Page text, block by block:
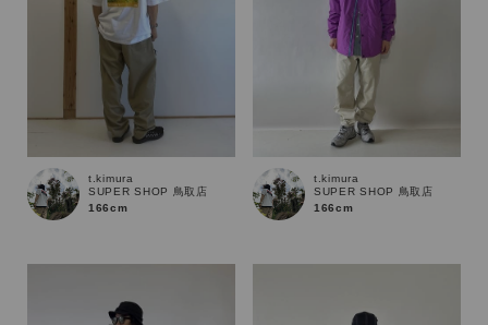
t.kimura
SUPER SHOP 鳥取店
166cm
t.kimura
SUPER SHOP 鳥取店
166cm